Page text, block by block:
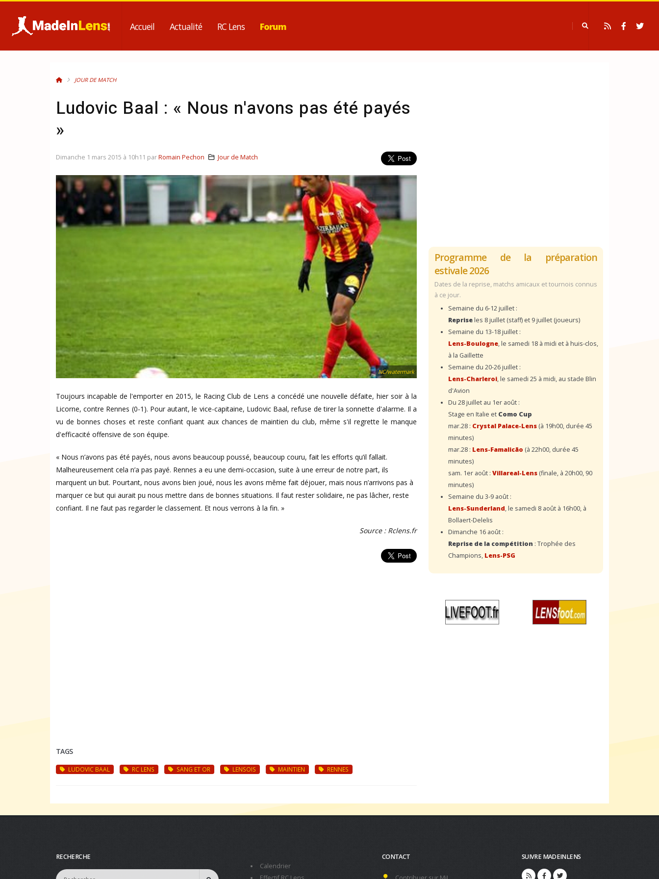
Accueil Actualité RC Lens Forum
JOUR DE MATCH
Ludovic Baal : « Nous n'avons pas été payés
»
NC/watermark
Toujours incapable de l'emporter en 2015, le Racing Club de Lens a concédé une nouvelle défaite, hier soir à la
Licorne, contre Rennes (0-1). Pour autant, le vice-capitaine, Ludovic Baal, refuse de tirer la sonnette d'alarme. Il a
vu de bonnes choses et reste confiant quant aux chances de maintien du club, même s'il regrette le manque
d'efficacité offensive de son équipe.
« Nous n’avons pas été payés, nous avons beaucoup poussé, beaucoup couru, fait les efforts qu’il fallait.
Malheureusement cela n’a pas payé. Rennes a eu une demi-occasion, suite à une erreur de notre part, ils
marquent un but. Pourtant, nous avons bien joué, nous les avons même fait déjouer, mais nous n’arrivons pas à
marquer ce but qui aurait pu nous mettre dans de bonnes situations. Il faut rester solidaire, ne pas lâcher, reste
confiant. Il ne faut pas regarder le classement. Et nous verrons à la fin. »
Source : Rclens.fr
Dimanche 1 mars 2015 à 10h11 parRomain Pechon Jour de Match
TAGS
LUDOVIC BAAL RC LENS SANG ET OR LENSOIS MAINTIEN RENNES
Programme de la préparation
estivale 2026
Dates de la reprise, matchs amicaux et tournois connus
à ce jour.
Semaine du 6-12 juillet :
Repriseles 8 juillet (staff) et 9 juillet (joueurs)
Semaine du 13-18 juillet :
Lens-Boulogne, le samedi 18 à midi et à huis-clos,
à la Gaillette
Semaine du 20-26 juillet :
Lens-Charleroi, le samedi 25 à midi, au stade Blin
d'Avion
Du 28 juillet au 1er août :
Stage en Italie et Como Cup
mar.28 : Crystal Palace-Lens (à 19h00, durée 45
minutes)
mar.28 : Lens-Famalicão (à 22h00, durée 45
minutes)
sam. 1er août : Villareal-Lens (finale, à 20h00, 90
minutes)
Semaine du 3-9 août :
Lens-Sunderland, le samedi 8 août à 16h00, à
Bollaert-Delelis
Dimanche 16 août :
Reprise de la compétition : Trophée des
Champions, Lens-PSG
RECHERCHE
Calendrier
CONTACT SUIVRE MADEINLENS